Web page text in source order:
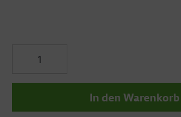
In den Warenkorb